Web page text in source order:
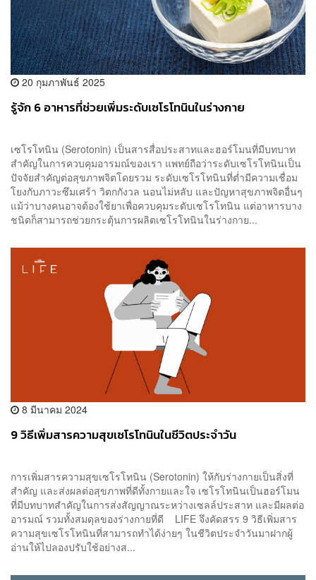
20 กุมภาพันธ์ 2025
รู้จัก 6 อาหารที่ช่วยเพิ่มระดับเซโรโทนินในร่างกาย
เซโรโทนิน (Serotonin) เป็นสารสื่อประสาทและฮอร์โมนที่มีบทบาท
สำคัญในการควบคุมอารมณ์ของเรา แพทย์ถือว่าระดับเซโรโทนินเป็น
ปัจจัยสำคัญต่อสุขภาพจิตโดยรวม ระดับเซโรโทนินที่ต่ำมีความเชื่อม
โยงกับภาวะซึมเศร้า วิตกกังวล นอนไม่หลับ และปัญหาสุขภาพจิตอื่นๆ
แม้ว่าบางคนอาจต้องใช้ยาเพื่อควบคุมระดับเซโรโทนิน แต่อาหารบาง
ชนิดก็สามารถช่วยกระตุ้นการผลิตเซโรโทนินในร่างกาย...
8 มีนาคม 2024
9 วิธีเพิ่มสารความสุขเซโรโทนินในชีวิตประจำวัน
การเพิ่มสารความสุขเซโรโทนิน (Serotonin) ให้กับร่างกายเป็นสิ่งที่
สำคัญ และส่งผลต่อสุขภาพที่ดีทั้งกายและใจ เซโรโทนินเป็นฮอร์โมน
ที่มีบทบาทสำคัญในการส่งสัญญาณระหว่างเซลล์ประสาท และมีผลต่อ
อารมณ์ รวมทั้งสมดุลของร่างกายที่ดี LIFE จึงคัดสรร 9 วิธีเพิ่มสาร
ความสุขเซโรโทนินที่สามารถทำได้ง่ายๆ ในชีวิตประจำวันมาฝากผู้
อ่านให้ไปลองปรับใช้อย่างส...